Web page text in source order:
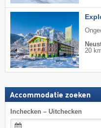
20
Accommodatie zoeken
Inchecken – Uitchecken